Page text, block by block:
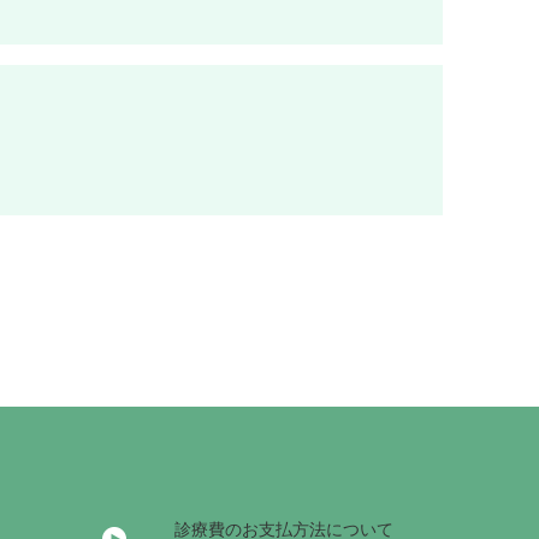
診療費のお支払方法について